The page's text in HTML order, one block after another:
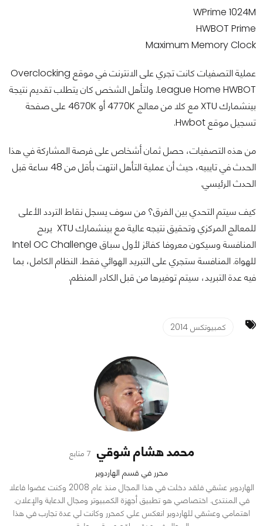
WPrime 1024M
HWBOT Prime
Maximum Memory Clock
عملية التصفيات كانت تجري على الانترنت في موقع Overclocking
League Home HWBOT. ولتأهل الشخص كان يتطلب تقديم نتيجة
بينشمارك XTU مع كلا من معالج 4770K أو 4670K على صفحة
تسجيل موقع Hwbot.
من هذه التصفيات، حصل ثمان أشخاص على فرصة المشاركة في هذا
الحدث في تايبيه، حيث أن عملية التأهل انتهت بأقل من 48 ساعة قبل
الحدث الرئيسي.
كيف سيتم التحدي بين الفرق؟ من سوف يسجل نقاط التردد الأعلى
للمعالج المركزي وتحقيق نتيجه عالية مع بينشمارك XTU يربح
المنافسة وسيكون معروفا كفائز لأول سباق Intel OC Challenge
للهواة. المنافسة ستجري على التبريد الهوائي فقط. النظام الكامل، بما
فيه عدة التبريد، سيتم توفيرها من قبل الكادر المنظم.
كمبيوتكس 2014
محمد هشام شوقي 7 متابع
محرر في قسم الهاردوير
الهاردوير عشقي فلقد دخلت في هذا المجال منذ عام 2008 وكنت عضوا فاعلا
في المنتدى. اختصاصي هو تطبيق أجهزة الكمبيوتر ومجال الدعاية والإعلان.
اهتمامي وعشقي للهاردوير انعكس علي كمحرر وكانت لي عدة تجارب في هذا